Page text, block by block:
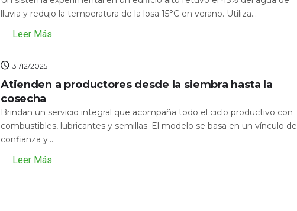
lluvia y redujo la temperatura de la losa 15°C en verano. Utiliza...
Leer Más
31/12/2025
Atienden a productores desde la siembra hasta la
cosecha
Brindan un servicio integral que acompaña todo el ciclo productivo con
combustibles, lubricantes y semillas. El modelo se basa en un vínculo de
confianza y...
Leer Más